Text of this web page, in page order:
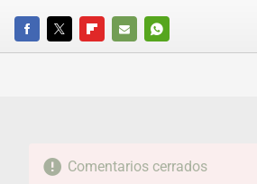
FACEBOOKTWITTERFLIPBOARD
E-
WHATSAPP
Comentarios cerrados